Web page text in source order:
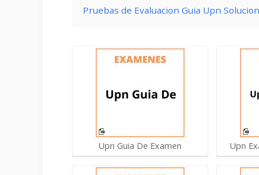
Pruebas de Evaluacion Guia Upn
Upn Guia De Examen Upn